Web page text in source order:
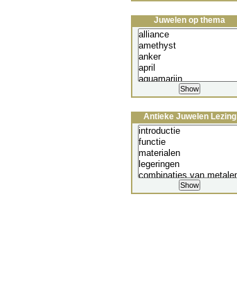
Juwelen op thema
Antieke Juwelen Lezing